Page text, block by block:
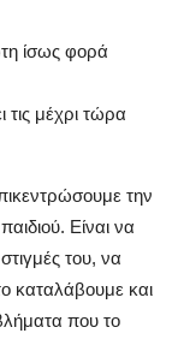
ίσως φορά
τις μέχρι τώρα
την
Είναι να
του, να
καταλάβουμε και
που το